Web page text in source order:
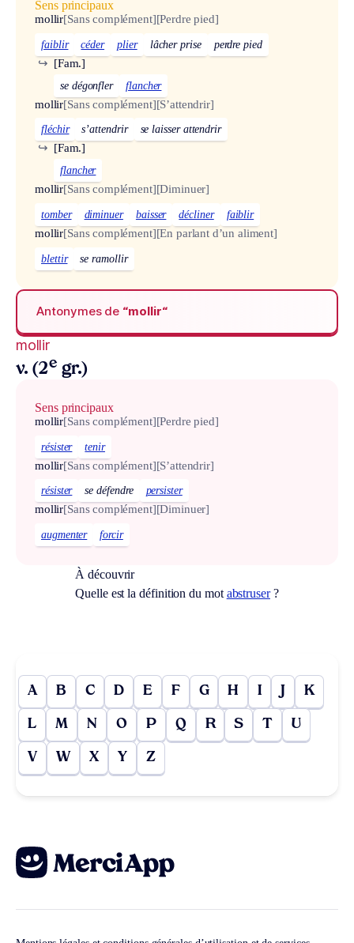
Sens principaux
mollir[Sans complément][Perdre pied]
faiblir céder plier lâcher prise perdre pied
[Fam.]
↪
se dégonfler flancher
mollir[Sans complément][S’attendrir]
fléchir s’attendrir se laisser attendrir
[Fam.]
↪
flancher
mollir[Sans complément][Diminuer]
tomber diminuer baisser décliner faiblir
mollir[Sans complément][En parlant d’un aliment]
blettir se ramollir
Antonymes de “mollir“
mollir
v. (2e gr.)
Sens principaux
mollir[Sans complément][Perdre pied]
résister tenir
mollir[Sans complément][S’attendrir]
résister se défendre persister
mollir[Sans complément][Diminuer]
augmenter forcir
À découvrir
Quelle est la définition du mot abstruser?
A B C D E F G H I J K
L M N O P Q R S T U
V W X Y Z